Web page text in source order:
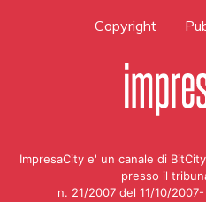
Copyright
ImpresaCity e' un canale di
presso il
n. 21/2007 del 11/10/